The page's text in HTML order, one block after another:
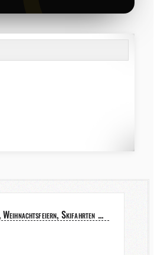
Skifahrten ...